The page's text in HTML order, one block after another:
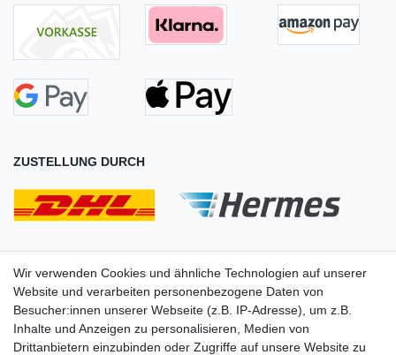
ZUSTELLUNG DURCH
Wir verwenden Cookies und ähnliche Technologien auf unserer
Website und verarbeiten personenbezogene Daten von
Besucher:innen unserer Webseite (z.B. IP-Adresse), um z.B.
Inhalte und Anzeigen zu personalisieren, Medien von
Drittanbietern einzubinden oder Zugriffe auf unsere Website zu